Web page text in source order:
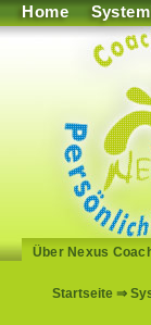
Home
Über Nexus
Startseite ⇒